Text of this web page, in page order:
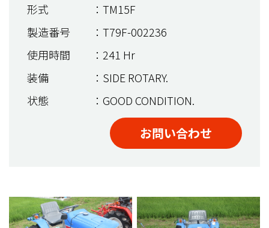
形式
：TM15F
製造番号
：T79F-002236
使用時間
：241 Hr
装備
：SIDE ROTARY.
状態
：GOOD CONDITION.
お問い合わせ